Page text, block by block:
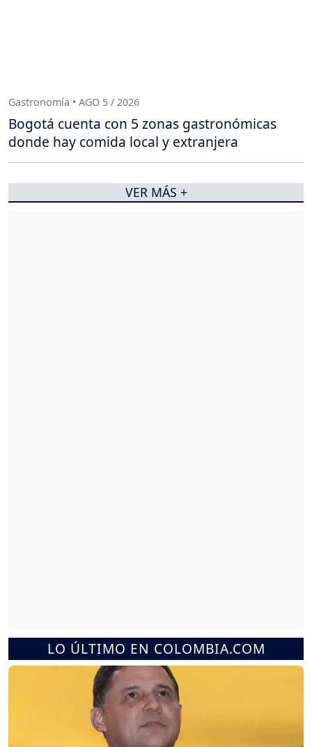
LO ÚLTIMO EN COLOMBIA.COM
Gastronomía • AGO 5 / 2026
Bogotá cuenta con 5 zonas gastronómicas
donde hay comida local y extranjera
VER MÁS +